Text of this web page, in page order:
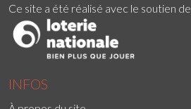
Ce site a été réalisé avec le soutien de
INFOS